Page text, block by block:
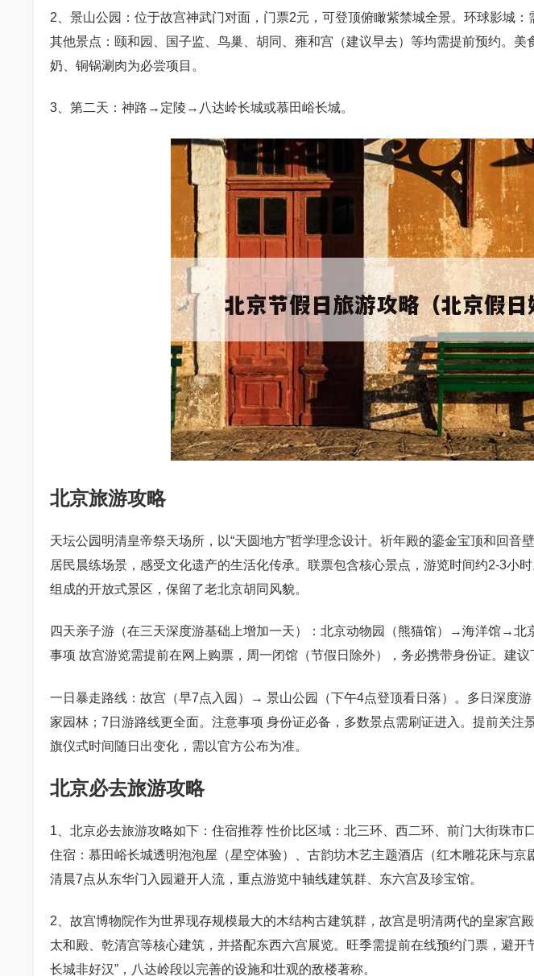
2、景山公园：位于故宫神武门对面，门票2元，可登顶俯瞰紫禁城全景。环球影城：
其他景点：颐和园、国子监、鸟巢、胡同、雍和宫（建议早去）等均需提前预约。美
奶、铜锅涮肉为必尝项目。
3、第二天：神路→定陵→八达岭长城或慕田峪长城。
北京旅游攻略
天坛公园明清皇帝祭天场所，以“天圆地方”哲学理念设计。祈年殿的鎏金宝顶和回音
居民晨练场景，感受文化遗产的生活化传承。联票包含核心景点，游览时间约2-3小
组成的开放式景区，保留了老北京胡同风貌。
四天亲子游（在三天深度游基础上增加一天）：北京动物园（熊猫馆）→海洋馆→
事项 故宫游览需提前在网上购票，周一闭馆（节假日除外），务必携带身份证。建议
一日暴走路线：故宫（早7点入园）→ 景山公园（下午4点登顶看日落）。多日深度
家园林；7日游路线更全面。注意事项 身份证必备，多数景点需刷证进入。提前关注
旗仪式时间随日出变化，需以官方公布为准。
北京必去旅游攻略
1、北京必去旅游攻略如下：住宿推荐 性价比区域：北三环、西二环、前门大街珠市
住宿：慕田峪长城透明泡泡屋（星空体验）、古韵坊木艺主题酒店（红木雕花床与京
清晨7点从东华门入园避开人流，重点游览中轴线建筑群、东六宫及珍宝馆。
2、故宫博物院作为世界现存规模最大的木结构古建筑群，故宫是明清两代的皇家宫
太和殿、乾清宫等核心建筑，并搭配东西六宫展览。旺季需提前在线预约门票，避开
长城非好汉”，八达岭段以完善的设施和壮观的敌楼著称。